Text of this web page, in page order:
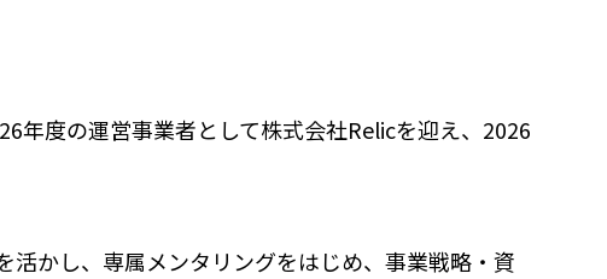
度の運営事業者として株式会社Relicを迎え、2026
かし、専属メンタリングをはじめ、事業戦略・資